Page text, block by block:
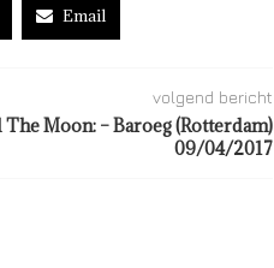
Email
volgend bericht
Moon: – Baroeg (Rotterdam)
09/04/2017